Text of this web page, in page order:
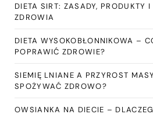
DIETA SIRT: ZASADY, PRODUKTY
ZDROWIA
DIETA WYSOKOBŁONNIKOWA –
POPRAWIĆ ZDROWIE?
SIEMIĘ LNIANE A PRZYROST
SPOŻYWAĆ ZDROWO?
OWSIANKA NA DIECIE –